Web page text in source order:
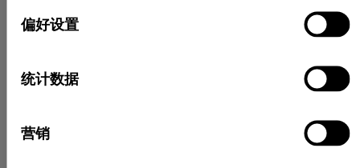
偏好设置
统计数据
营销
功能
Gaertner（HALCON 产品经理）和
带您了解 HALCON 新版本的各项新
功能。
Deep
习的新
计。该
越，使